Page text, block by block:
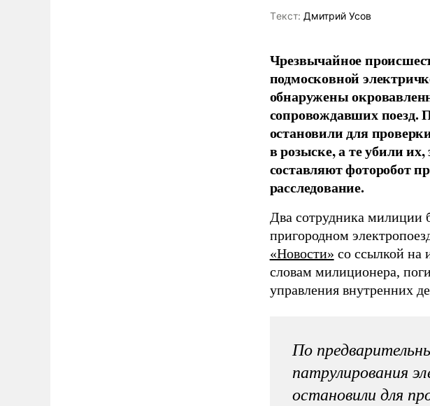
Tекст: Дмитрий Усов
Чрезвычайное
подмосковной
обнаружены
сопровождавших
остановили для
в розыске, а те убили
составляют фоторобот
расследование.
Два сотрудника милиции
пригородном
«Новости» со ссылкой на
словам милиционера,
управления внутренних
По
патрулирования
остановили для